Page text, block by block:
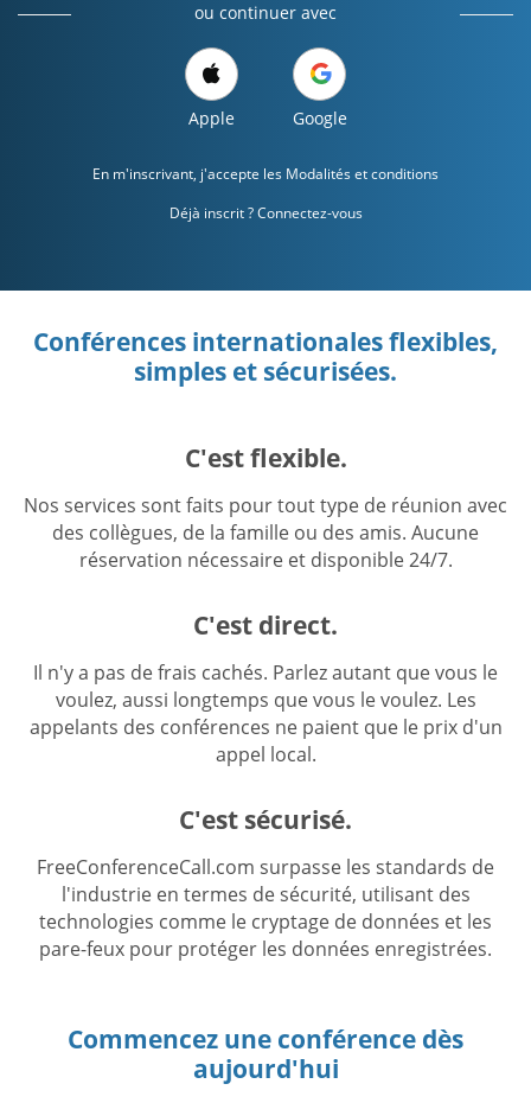
ou continuer avec
Apple Google
En m'inscrivant, j'accepte les Modalités et conditions
Déjà inscrit ? Connectez-vous
Conférences internationales flexibles,
simples et sécurisées.
C'est flexible.
Nos services sont faits pour tout type de réunion avec
des collègues, de la famille ou des amis. Aucune
réservation nécessaire et disponible 24/7.
C'est direct.
Il n'y a pas de frais cachés. Parlez autant que vous le
voulez, aussi longtemps que vous le voulez. Les
appelants des conférences ne paient que le prix d'un
appel local.
C'est sécurisé.
FreeConferenceCall.com surpasse les standards de
l'industrie en termes de sécurité, utilisant des
technologies comme le cryptage de données et les
pare-feux pour protéger les données enregistrées.
Commencez une conférence dès
aujourd'hui